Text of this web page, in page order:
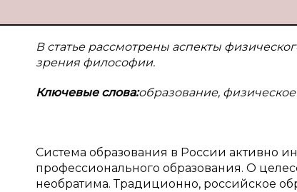
В статье рассмотрены аспекты
зрения философии.
Ключевые слова:образование,
Система образования в России активно
профессионального образования. О
необратима. Традиционно, российское